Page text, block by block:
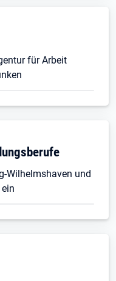
für Arbeit
Wilhelmshaven und